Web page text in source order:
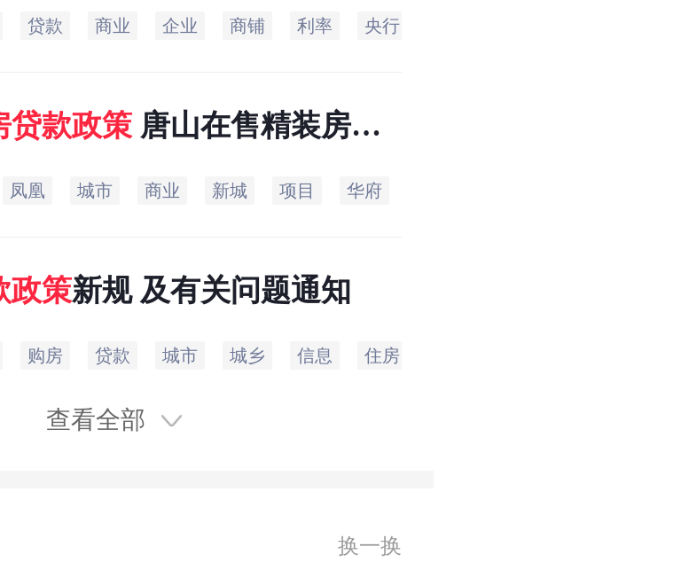
贷款 商业 企业 商铺 利率 央行
贷款政策 唐山在售精装房
凤凰 城市 商业 新城 项目 华府
政策新规 及有关问题通知
购房 贷款 城市 城乡 信息 住房
查看全部
换一换